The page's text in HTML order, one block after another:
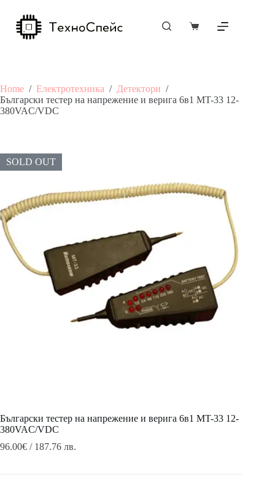
content
Shopping
Home / Електротехника / Детектори /
Български тестер на напрежение и верига 6в1 MT-33 12-
380VAC/VDC
SOLD OUT
Български тестер на напрежение и верига 6в1 MT-33 12-
380VAC/VDC
96.00€ / 187.76 лв.